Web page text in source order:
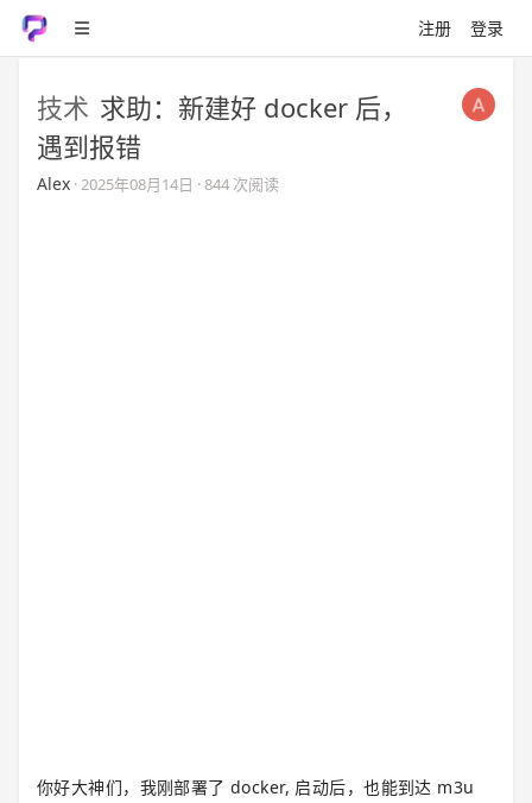
注册 登录
技术 求助：新建好 docker 后，
遇到报错
Alex ·2025年08月14日 · 844 次阅读
你好大神们，我刚部署了 docker, 启动后，也能到达 m3u